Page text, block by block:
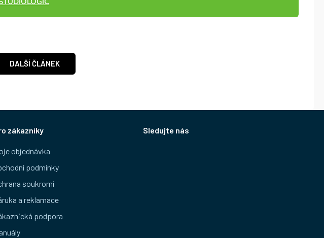
DALŠÍ ČLÁNEK
zákazníky
objednávka
podmínky
soukromí
a reklamace
podpora
Sledujte nás